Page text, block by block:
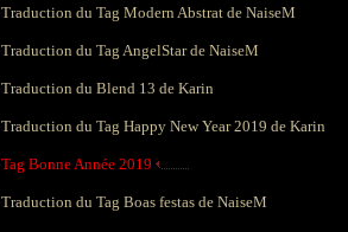
Traduction du Tag Modern Abstrat de NaiseM
Traduction du Tag AngelStar de NaiseM
Traduction du Blend 13 de Karin
Traduction du Tag Happy New Year 2019 de Karin
Tag Bonne Année 2019
Traduction du Tag Boas festas de NaiseM